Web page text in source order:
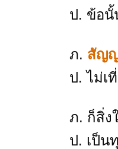
ป. ข้อนั้
ภ. สัญ
ป. ไม่เ
ภ. ก็สิ่ง
ป. เป็น